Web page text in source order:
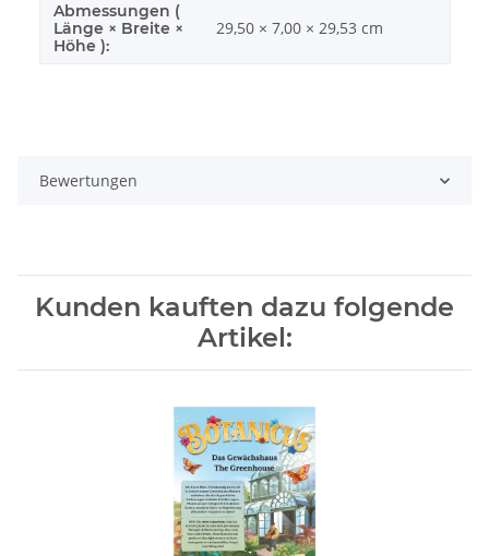
Abmessungen (
Länge × Breite ×
Höhe ):
29,50 × 7,00 × 29,53 cm
Bewertungen
Kunden kauften dazu folgende
Artikel: